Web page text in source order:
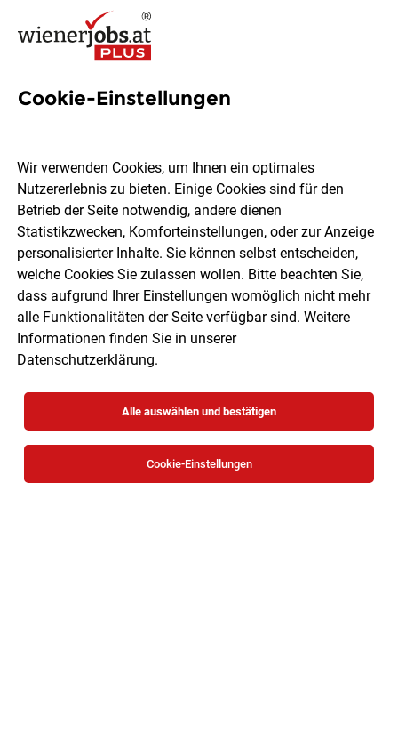
Physiotherapeut*in – Voll-
Therme Wien GmbH & Co KG
Wien Vollzeit Teilzeit 07.08.2026
Cookie-Einstellungen
Wir verwenden Cookies, um Ihnen ein optimales
Nutzererlebnis zu bieten. Einige Cookies sind für den
Betrieb der Seite notwendig, andere dienen
Statistikzwecken, Komforteinstellungen, oder zur Anzeige
personalisierter Inhalte. Sie können selbst entscheiden,
welche Cookies Sie zulassen wollen. Bitte beachten Sie,
dass aufgrund Ihrer Einstellungen womöglich nicht mehr
alle Funktionalitäten der Seite verfügbar sind. Weitere
Informationen finden Sie in unserer
Datenschutzerklärung.
Alle auswählen und bestätigen
Cookie-Einstellungen